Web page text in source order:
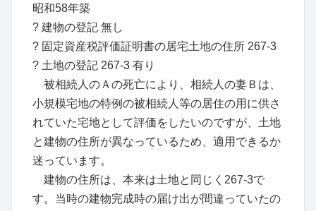
昭和58年築
? 建物の登記 無し
? 固定資産税評価証明書の居宅土地の住所 267-3
? 土地の登記 267-3 有り
被相続人のＡの死亡により、相続人の妻Ｂは、
小規模宅地の特例の被相続人等の居住の用に供さ
れていた宅地として評価をしたいのですが、土地
と建物の住所が異なっているため、適用できるか
迷っています。
建物の住所は、本来は土地と同じく267-3で
す。当時の建物完成時の届け出が間違っていたの